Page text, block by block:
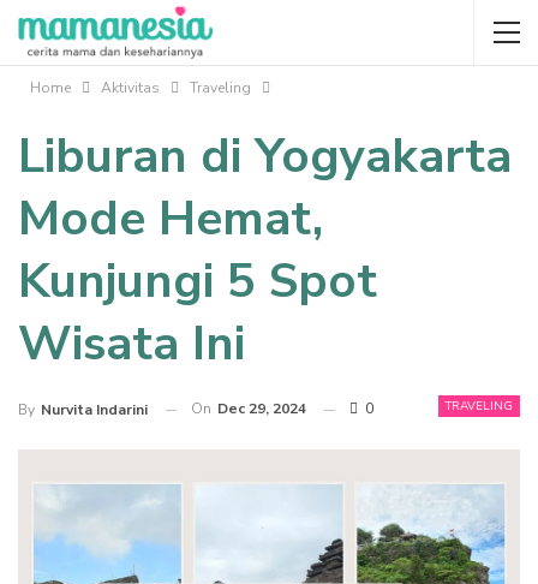
Home Aktivitas Traveling
Liburan di Yogyakarta
Mode Hemat,
Kunjungi 5 Spot
Wisata Ini
TRAVELING
By Nurvita Indarini On Dec 29, 2024 0